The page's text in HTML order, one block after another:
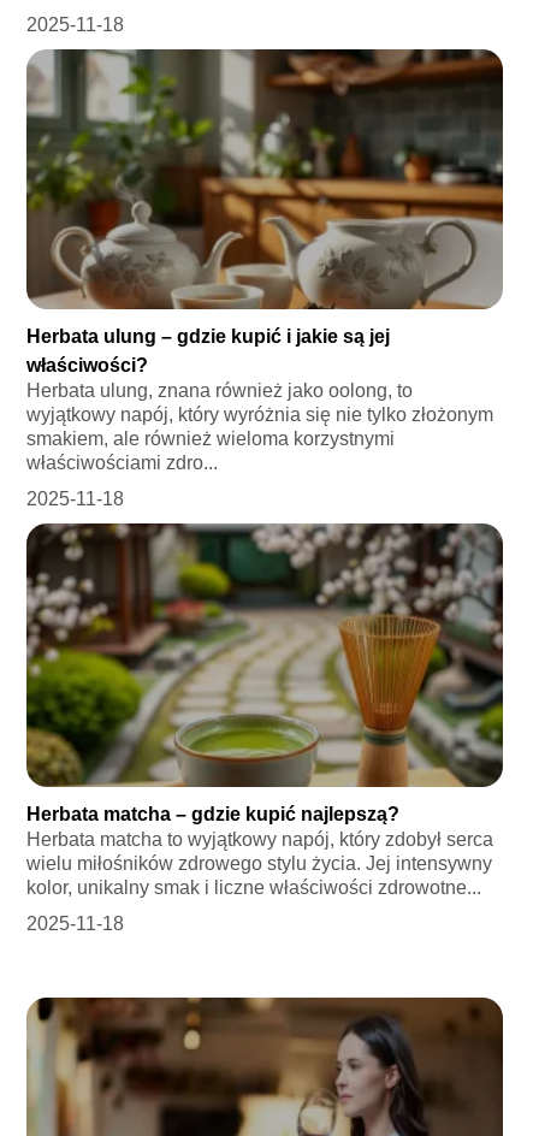
2025-11-18
Herbata ulung – gdzie kupić i jakie są jej
właściwości?
Herbata ulung, znana również jako oolong, to
wyjątkowy napój, który wyróżnia się nie tylko złożonym
smakiem, ale również wieloma korzystnymi
właściwościami zdro...
2025-11-18
Herbata matcha – gdzie kupić najlepszą?
Herbata matcha to wyjątkowy napój, który zdobył serca
wielu miłośników zdrowego stylu życia. Jej intensywny
kolor, unikalny smak i liczne właściwości zdrowotne...
2025-11-18